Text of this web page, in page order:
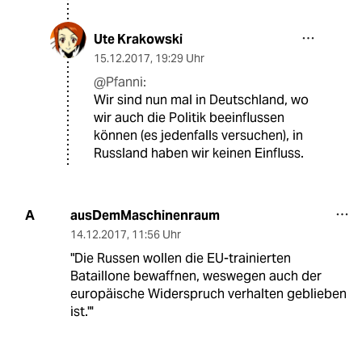
Ute Krakowski
15.12.2017, 19:29 Uhr
@Pfanni:
Wir sind nun mal in Deutschland, wo
wir auch die Politik beeinflussen
können (es jedenfalls versuchen), in
Russland haben wir keinen Einfluss.
A ausDemMaschinenraum
14.12.2017, 11:56 Uhr
"Die Russen wollen die EU-trainierten
Bataillone bewaffnen, weswegen auch der
europäische Widerspruch verhalten geblieben
ist."'